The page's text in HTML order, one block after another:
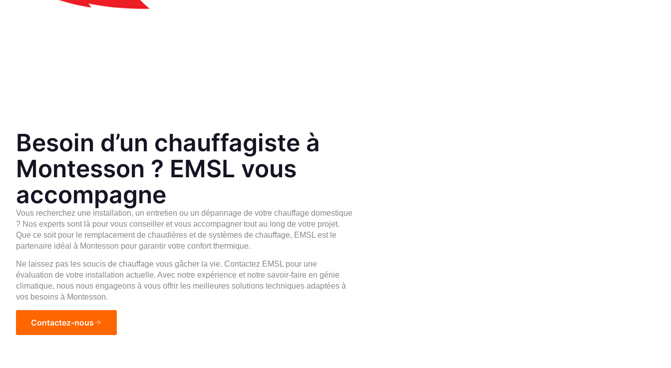
Besoin d’un chauffagiste à
Montesson ? EMSL vous
accompagne
Vous recherchez une installation, un entretien ou un dépannage de votre chauffage domestique
? Nos experts sont là pour vous conseiller et vous accompagner tout au long de votre projet.
Que ce soit pour le remplacement de chaudières et de systèmes de chauffage, EMSL est le
partenaire idéal à Montesson pour garantir votre confort thermique.
Ne laissez pas les soucis de chauffage vous gâcher la vie. Contactez EMSL pour une
évaluation de votre installation actuelle. Avec notre expérience et notre savoir-faire en génie
climatique, nous nous engageons à vous offrir les meilleures solutions techniques adaptées à
vos besoins à Montesson.
Contactez-nous